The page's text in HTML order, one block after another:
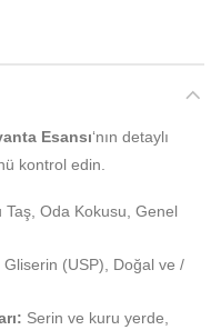
Esansı‘nın detaylı
kontrol edin.
Taş, Oda Kokusu, Genel
(USP), Doğal ve /
Serin ve kuru yerde,